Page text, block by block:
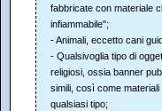
fabbricate con materiale
infiammabile";
- Animali, eccetto cani
- Qualsivoglia tipo di
religiosi, ossia banner
simili, così come
qualsiasi tipo;